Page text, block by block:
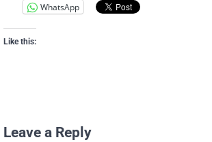
WhatsApp
Like this:
Leave a Reply